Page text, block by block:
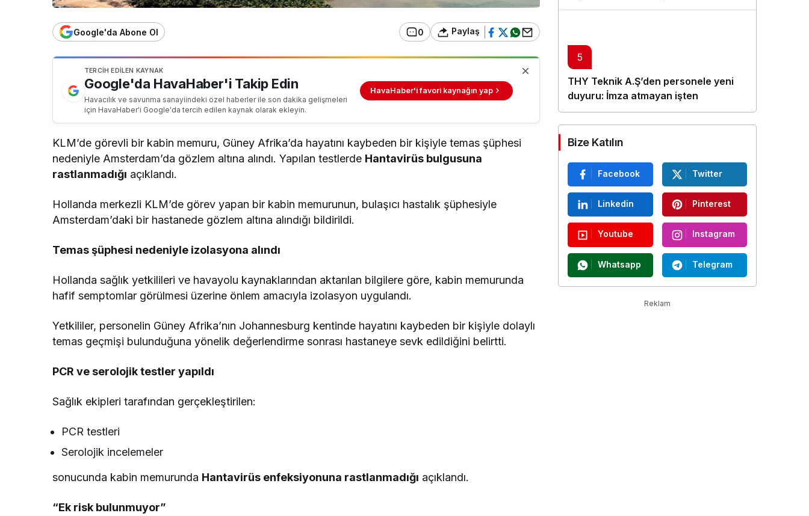
Google'da Abone Ol 0 Paylaş
TERCIH EDILEN KAYNAK
Google'da HavaHaber'i Takip Edin
Havacılık ve savunma sanayiindeki özel haberler ile son dakika gelişmeleri
için HavaHaber'i Google'da tercih edilen kaynak olarak ekleyin.
HavaHaber'i favori kaynağın yap
KLM’de görevli bir kabin memuru, Güney Afrika’da hayatını kaybeden bir kişiyle temas şüphesi
nedeniyle Amsterdam’da gözlem altına alındı. Yapılan testlerde Hantavirüs bulgusuna
rastlanmadığı açıklandı.
Hollanda merkezli KLM’de görev yapan bir kabin memurunun, bulaşıcı hastalık şüphesiyle
Amsterdam’daki bir hastanede gözlem altına alındığı bildirildi.
Temas şüphesi nedeniyle izolasyona alındı
Hollanda sağlık yetkilileri ve havayolu kaynaklarından aktarılan bilgilere göre, kabin memurunda
hafif semptomlar görülmesi üzerine önlem amacıyla izolasyon uygulandı.
Yetkililer, personelin Güney Afrika’nın Johannesburg kentinde hayatını kaybeden bir kişiyle dolaylı
temas geçmişi bulunduğuna yönelik değerlendirme sonrası hastaneye sevk edildiğini belirtti.
PCR ve serolojik testler yapıldı
Sağlık ekipleri tarafından gerçekleştirilen:
PCR testleri
Serolojik incelemeler
sonucunda kabin memurunda Hantavirüs enfeksiyonuna rastlanmadığı açıklandı.
“Ek risk bulunmuyor”
5
THY Teknik A.Ş’den personele yeni
duyuru: İmza atmayan işten
çıkarılacak
Bize Katılın
Facebook Twitter
Linkedin Pinterest
Youtube Instagram
Whatsapp Telegram
Reklam